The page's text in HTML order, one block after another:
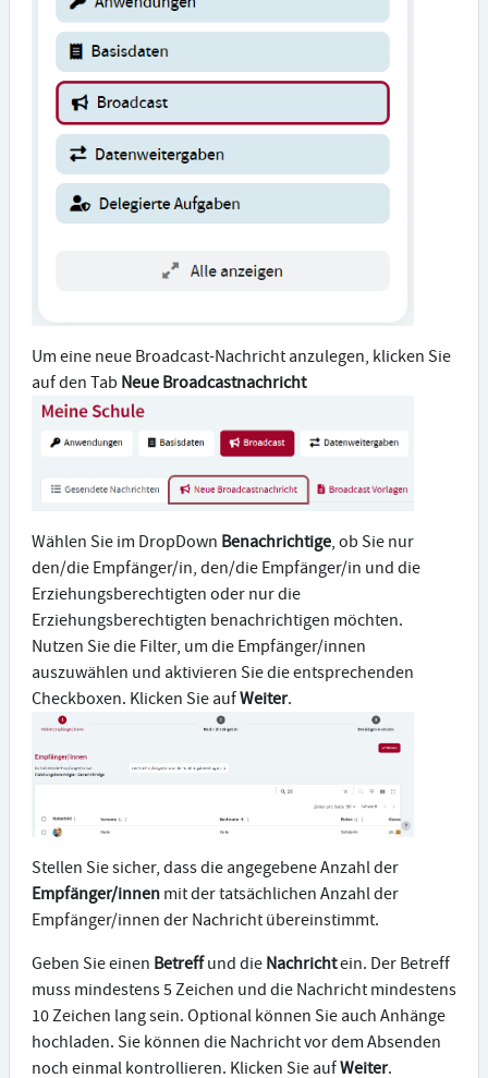
Um eine neue Broadcast-Nachricht anzulegen, klicken Sie
auf den Tab Neue Broadcastnachricht
Wählen Sie im DropDown Benachrichtige, ob Sie nur
den/die Empfänger/in, den/die Empfänger/in und die
Erziehungsberechtigten oder nur die
Erziehungsberechtigten benachrichtigen möchten.
Nutzen Sie die Filter, um die Empfänger/innen
auszuwählen und aktivieren Sie die entsprechenden
Checkboxen. Klicken Sie aufWeiter.
Stellen Sie sicher, dass die angegebene Anzahl der
Empfänger/innen mit der tatsächlichen Anzahl der
Empfänger/innen der Nachricht übereinstimmt.
Geben Sie einen Betreffund die Nachrichtein. Der Betreff
muss mindestens 5 Zeichen und die Nachricht mindestens
10 Zeichen lang sein. Optional können Sie auch Anhänge
hochladen. Sie können die Nachricht vor dem Absenden
noch einmal kontrollieren. Klicken Sie aufWeiter.